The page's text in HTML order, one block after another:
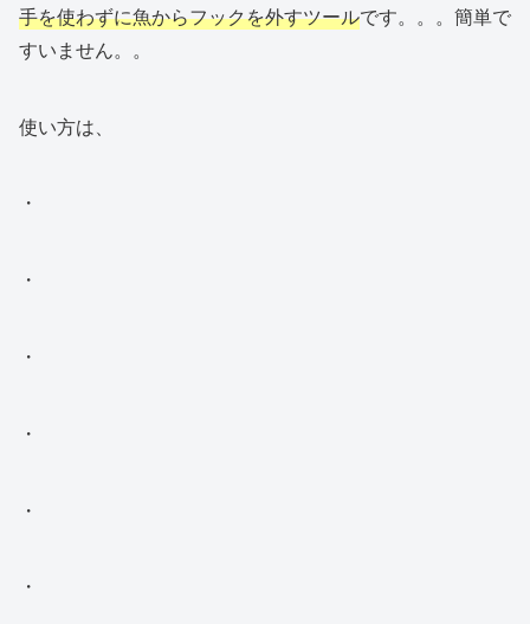
手を使わずに魚からフックを外すツールです。。。簡単で
すいません。。
使い方は、
・
・
・
・
・
・